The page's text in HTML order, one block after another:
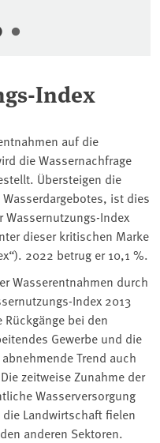
Index
auf die
die Wassernachfrage
Übersteigen die
ist dies
Wassernutzungs-Index
dieser kritischen Marke
2022 betrug er 10,1 %.
Wasserentnahmen durch
Index 2013
bei den
Gewerbe und die
Trend auch
zeitweise Zunahme der
Wasserversorgung
Landwirtschaft fielen
anderen Sektoren.